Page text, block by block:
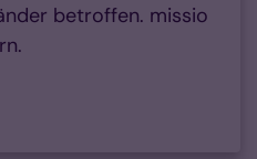
betroffen. missio